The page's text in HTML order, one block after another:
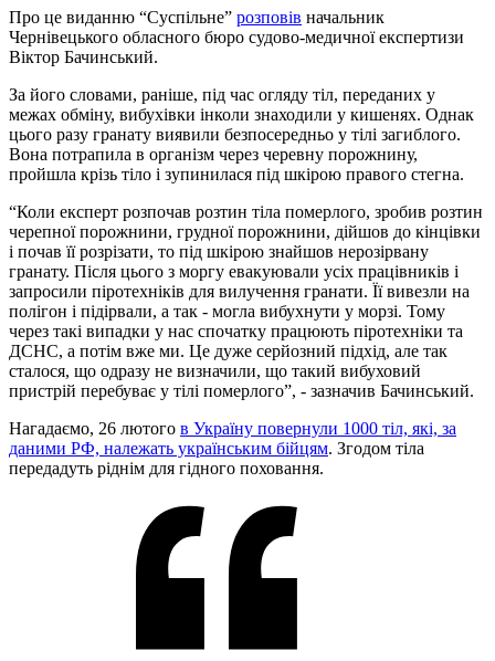
Про це виданню “Суспільне” розповів начальник
Чернівецького обласного бюро судово-медичної експертизи
Віктор Бачинський.
За його словами, раніше, під час огляду тіл, переданих у
межах обміну, вибухівки інколи знаходили у кишенях. Однак
цього разу гранату виявили безпосередньо у тілі загиблого.
Вона потрапила в організм через черевну порожнину,
пройшла крізь тіло і зупинилася під шкірою правого стегна.
“Коли експерт розпочав розтин тіла померлого, зробив розтин
черепної порожнини, грудної порожнини, дійшов до кінцівки
і почав її розрізати, то під шкірою знайшов нерозірвану
гранату. Після цього з моргу евакуювали усіх працівників і
запросили піротехніків для вилучення гранати. Її вивезли на
полігон і підірвали, а так - могла вибухнути у морзі. Тому
через такі випадки у нас спочатку працюють піротехніки та
ДСНС, а потім вже ми. Це дуже серйозний підхід, але так
сталося, що одразу не визначили, що такий вибуховий
пристрій перебуває у тілі померлого”, - зазначив Бачинський.
Нагадаємо, 26 лютого в Україну повернули 1000 тіл, які, за
даними РФ, належать українським бійцям. Згодом тіла
передадуть ріднім для гідного поховання.